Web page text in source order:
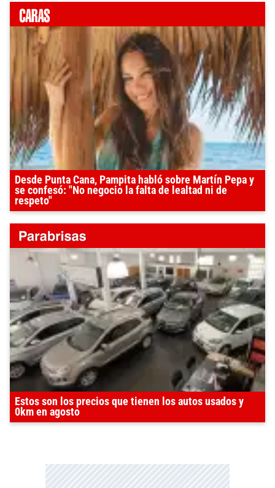
Desde Punta Cana, Pampita habló sobre Martín Pepa y
se confesó: "No negocio la falta de lealtad ni de
respeto"
Estos son los precios que tienen los autos usados y
0km en agosto